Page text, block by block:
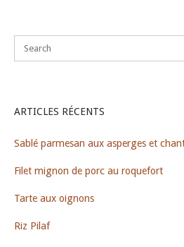
ARTICLES RÉCENTS
Sablé parmesan aux asperges et
Filet mignon de porc au roquefort
Tarte aux oignons
Riz Pilaf